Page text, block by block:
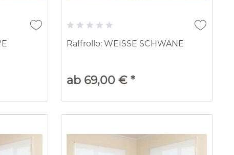
Raffrollo: WEISSE SCHWÄNE
ab 69,00 € *